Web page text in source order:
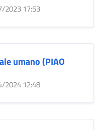
2023 17:53
umano (PIAO
2024 12:48